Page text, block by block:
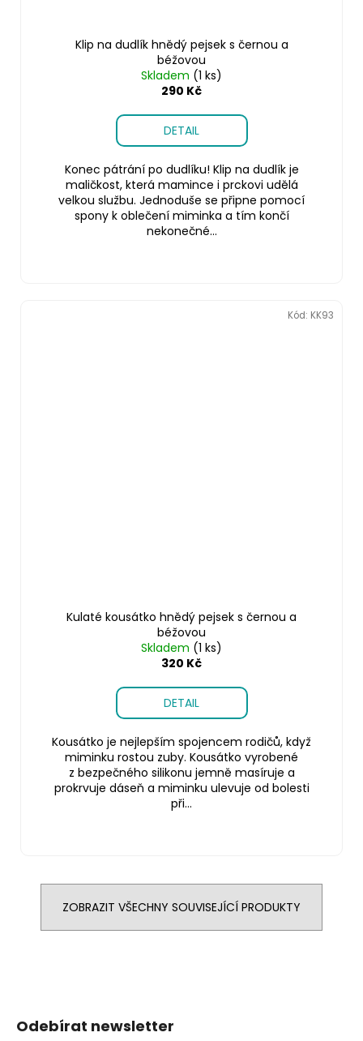
Klip na dudlík hnědý pejsek s černou a
béžovou
Skladem (1 ks)
290 Kč
DETAIL
Konec pátrání po dudlíku! Klip na dudlík je
maličkost, která mamince i prckovi udělá
velkou službu. Jednoduše se připne pomocí
spony k oblečení miminka a tím končí
nekonečné...
Kulaté kousátko hnědý pejsek s černou a
béžovou
Skladem (1 ks)
320 Kč
DETAIL
Kousátko je nejlepším spojencem rodičů, když
miminku rostou zuby. Kousátko vyrobené
z bezpečného silikonu jemně masíruje a
prokrvuje dáseň a miminku ulevuje od bolesti
při...
Kód: KK93
ZOBRAZIT VŠECHNY SOUVISEJÍCÍ PRODUKTY
Odebírat newsletter